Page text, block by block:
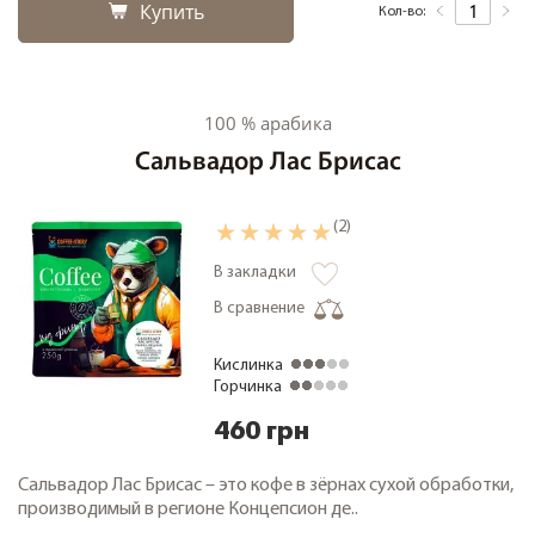
Купить Кол-во:
100 % арабика
Сальвадор Лас Брисас
(2)
В закладки
В сравнение
Кислинка
Горчинка
460 грн
Сальвадор Лас Брисас – это кофе в зёрнах сухой обработки,
производимый в регионе Концепсион де..